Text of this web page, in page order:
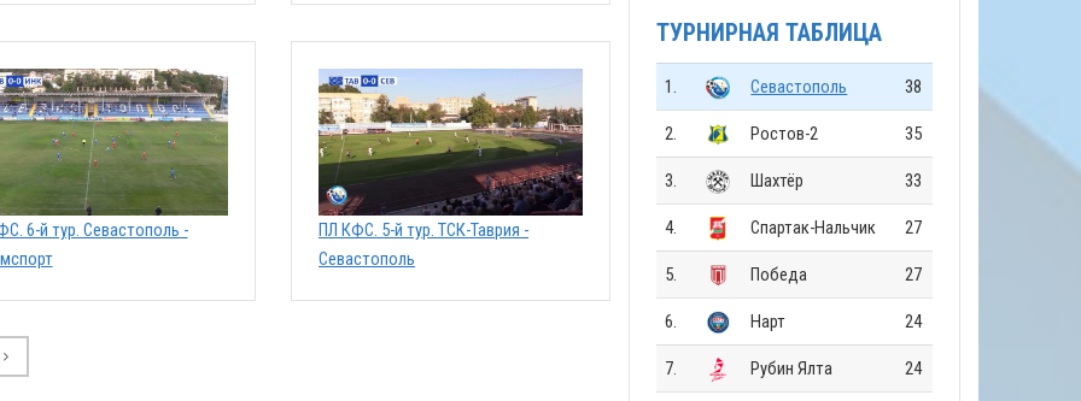
6-й тур. Севастополь -
ПЛ КФС. 5-й тур. ТСК-Таврия -
Севастополь
ТУРНИРНАЯ ТАБЛИЦА
1. Севастополь 38
2. Ростов-2 35
3. Шахтёр 33
4. Спартак-Нальчик 27
5. Победа 27
6. Нарт 24
7. Рубин Ялта 24